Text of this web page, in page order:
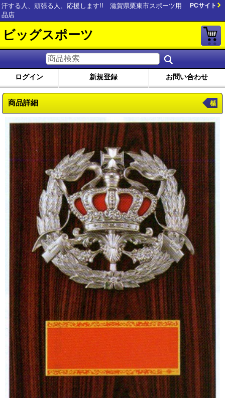
汗する人、頑張る人、応援します!! 滋賀県栗東市スポーツ用
品店
PCサイト
ビッグスポーツ
ログイン 新規登録 お問い合わせ
商品詳細 楯